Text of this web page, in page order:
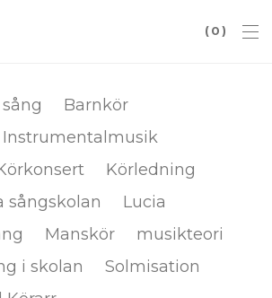
0
Barnkör
Instrumentalmusik
Körledning
sångskolan
Lucia
Manskör
musikteori
i skolan
Solmisation